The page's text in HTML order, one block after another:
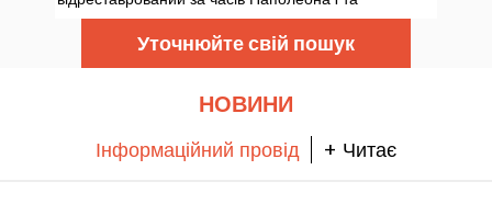
Наполеона III, є живою сторінкою французької
історії. Розташований у місті Комп'єн, за 80
кілометрів від Парижа, ця архітектурна перлина є
однією з найважливіших королівських та
Версалем та Фонтенбло.
Уточнюйте свій пошук
НОВИНИ
Інформаційний провід + Читає